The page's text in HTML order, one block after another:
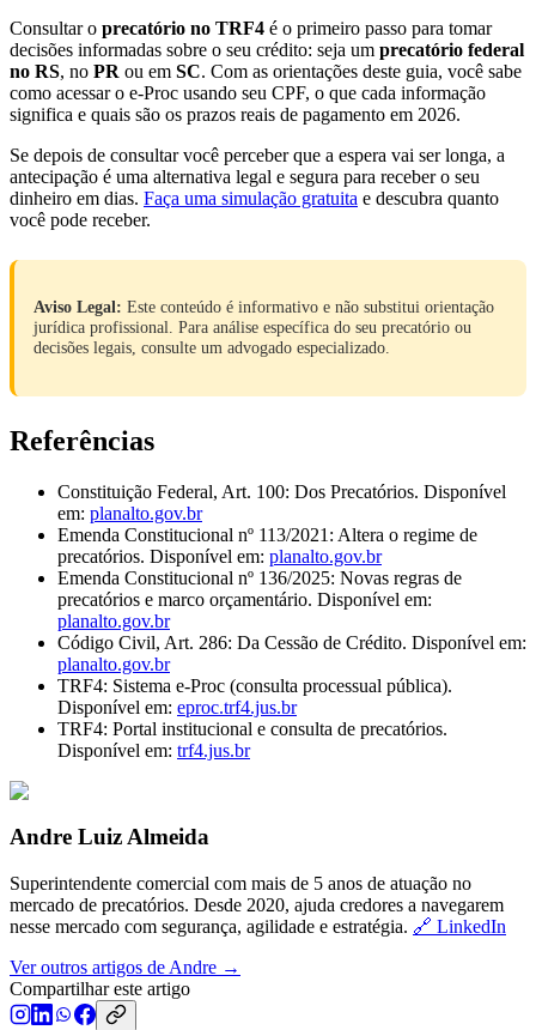
Consultar o precatório no TRF4 é o primeiro passo para tomar
decisões informadas sobre o seu crédito: seja um precatório federal
no RS, no PR ou em SC. Com as orientações deste guia, você sabe
como acessar o e-Proc usando seu CPF, o que cada informação
significa e quais são os prazos reais de pagamento em 2026.
Se depois de consultar você perceber que a espera vai ser longa, a
antecipação é uma alternativa legal e segura para receber o seu
dinheiro em dias. Faça uma simulação gratuita e descubra quanto
você pode receber.
Aviso Legal: Este conteúdo é informativo e não substitui orientação
jurídica profissional. Para análise específica do seu precatório ou
decisões legais, consulte um advogado especializado.
Referências
Constituição Federal, Art. 100: Dos Precatórios. Disponível
em: planalto.gov.br
Emenda Constitucional nº 113/2021: Altera o regime de
precatórios. Disponível em: planalto.gov.br
Emenda Constitucional nº 136/2025: Novas regras de
precatórios e marco orçamentário. Disponível em:
planalto.gov.br
Código Civil, Art. 286: Da Cessão de Crédito. Disponível em:
planalto.gov.br
TRF4: Sistema e-Proc (consulta processual pública).
Disponível em: eproc.trf4.jus.br
TRF4: Portal institucional e consulta de precatórios.
Disponível em: trf4.jus.br
Andre Luiz Almeida
Superintendente comercial com mais de 5 anos de atuação no
mercado de precatórios. Desde 2020, ajuda credores a navegarem
nesse mercado com segurança, agilidade e estratégia. 🔗 LinkedIn
Ver outros artigos de Andre →
Compartilhar este artigo